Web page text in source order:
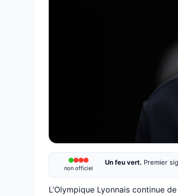
non officiel
Un feu vert. Premier
L’Olympique Lyonnais continue